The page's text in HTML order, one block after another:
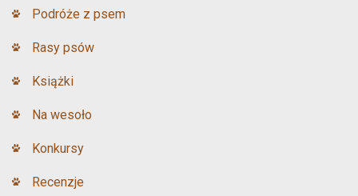
Podróże z psem
Rasy psów
Książki
Na wesoło
Konkursy
Recenzje